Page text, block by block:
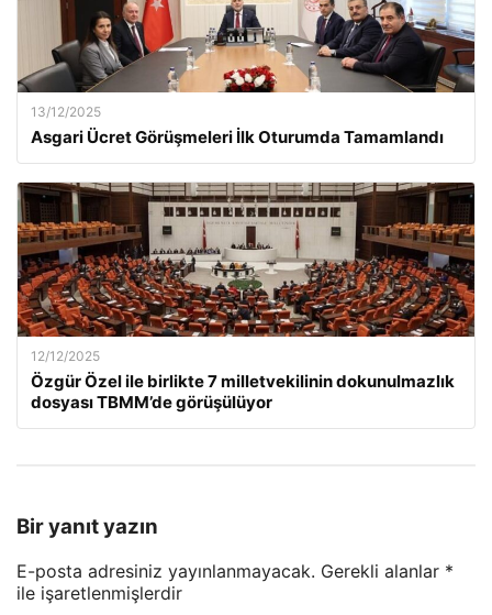
13/12/2025
Asgari Ücret Görüşmeleri İlk Oturumda Tamamlandı
12/12/2025
Özgür Özel ile birlikte 7 milletvekilinin dokunulmazlık
dosyası TBMM’de görüşülüyor
Bir yanıt yazın
E-posta adresiniz yayınlanmayacak. Gerekli alanlar *
ile işaretlenmişlerdir